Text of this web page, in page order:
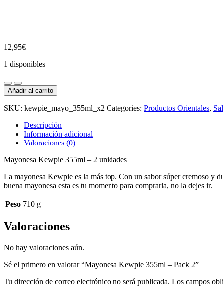
12,95€
1 disponibles
Mayonesa
Kewpie
355ml
-
cantidad
Añadir al carrito
SKU: kewpie_mayo_355ml_x2 Categories: Productos Orientales,
Descripción
Información adicional
Valoraciones (0)
Mayonesa Kewpie 355ml – 2 unidades
La mayonesa Kewpie es la más top. Con un sabor súper cremoso y
buena mayonesa esta es tu momento para comprarla, no la dejes ir.
Peso 710 g
Valoraciones
No hay valoraciones aún.
Sé el primero en valorar “Mayonesa Kewpie 355ml – Pack 2”
Tu dirección de correo electrónico no será publicada. Los campos